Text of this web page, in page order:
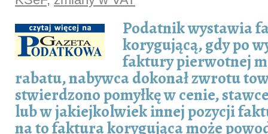
Podatnik wystawia
korygującą, gdy po
faktury pierwotnej
rabatu, nabywca dokonał zwrotu
stwierdzono pomyłkę w cenie,
lub w jakiejkolwiek innej pozycji
na to faktura korygująca może